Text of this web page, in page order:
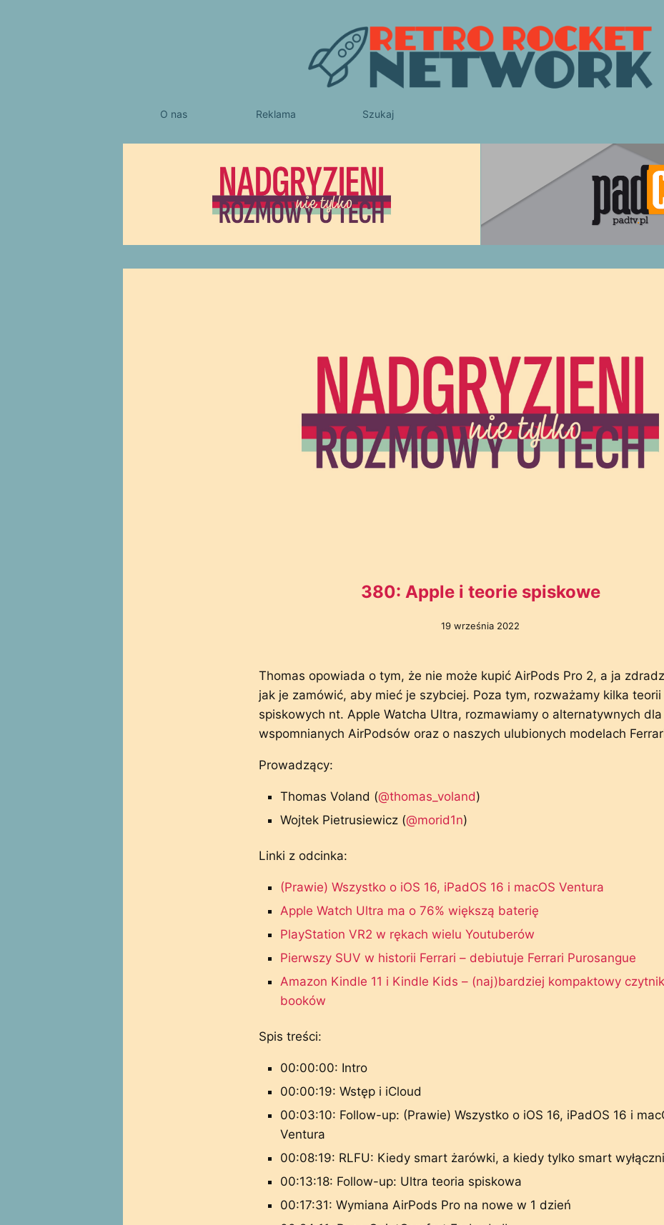
O nas Reklama Szukaj
380: Apple i teorie spiskowe
19 września 2022
Thomas opowiada o tym, że nie może kupić AirPods Pro 2, a ja
jak je zamówić, aby mieć je szybciej. Poza tym, rozważamy kilka teorii
spiskowych nt. Apple Watcha Ultra, rozmawiamy o alternatywnych dla
wspomnianych AirPodsów oraz o naszych ulubionych modelach
Prowadzący:
Thomas Voland (@thomas_voland)
Wojtek Pietrusiewicz (@morid1n)
Linki z odcinka:
(Prawie) Wszystko o iOS 16, iPadOS 16 i macOS Ventura
Apple Watch Ultra ma o 76% większą baterię
PlayStation VR2 w rękach wielu Youtuberów
Pierwszy SUV w historii Ferrari – debiutuje Ferrari Purosangue
Amazon Kindle 11 i Kindle Kids – (naj)bardziej kompaktowy
booków
Spis treści:
00:00:00: Intro
00:00:19: Wstęp i iCloud
00:03:10: Follow-up: (Prawie) Wszystko o iOS 16, iPadOS 16 i
Ventura
00:08:19: RLFU: Kiedy smart żarówki, a kiedy tylko smart
00:13:18: Follow-up: Ultra teoria spiskowa
00:17:31: Wymiana AirPods Pro na nowe w 1 dzień